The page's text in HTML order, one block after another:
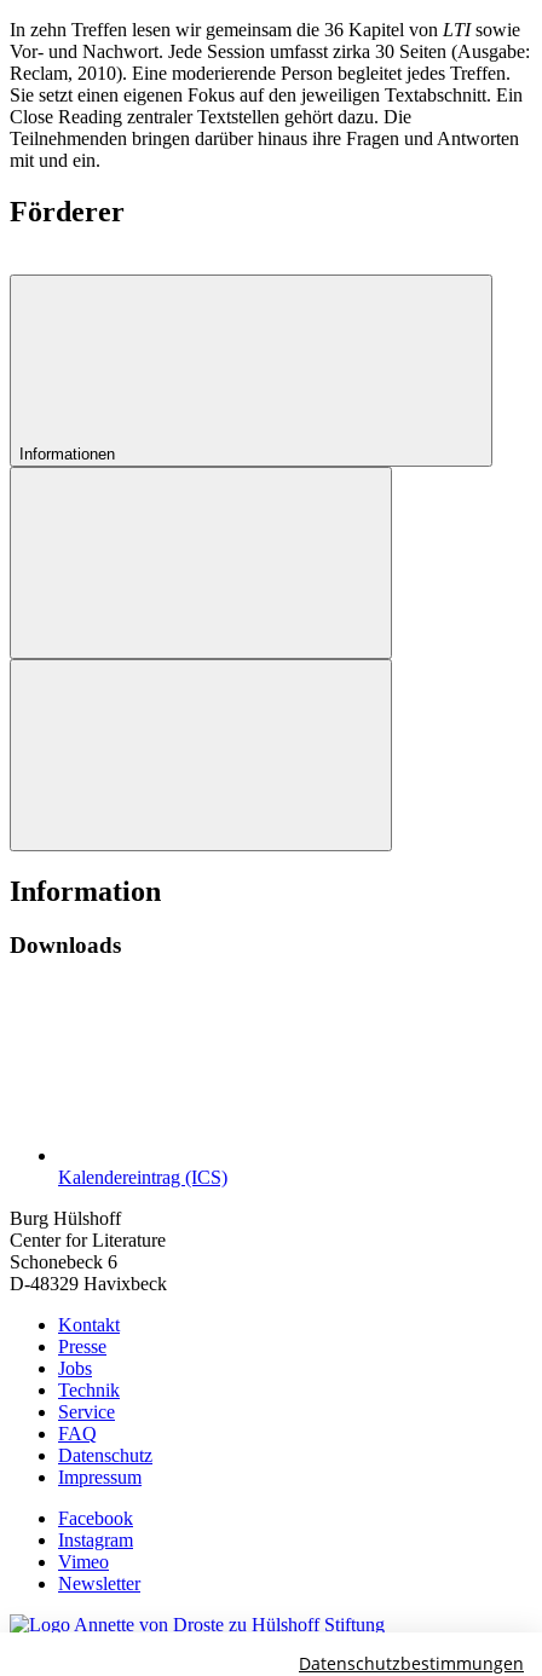
In zehn Treffen lesen wir gemeinsam die 36 Kapitel von LTIsowie
Vor- und Nachwort. Jede Session umfasst zirka 30 Seiten (Ausgabe:
Reclam, 2010). Eine moderierende Person begleitet jedes Treffen.
Sie setzt einen eigenen Fokus auf den jeweiligen Textabschnitt. Ein
Close Reading zentraler Textstellen gehört dazu. Die
Teilnehmenden bringen darüber hinaus ihre Fragen und Antworten
mit und ein.
Förderer
Informationen
Information
Downloads
Kalendereintrag (ICS)
Burg Hülshoff
Center for Literature
Schonebeck 6
D-48329 Havixbeck
Kontakt
Presse
Jobs
Technik
Service
FAQ
Datenschutz
Impressum
Facebook
Instagram
Vimeo
Newsletter
Datenschutzbestimmungen